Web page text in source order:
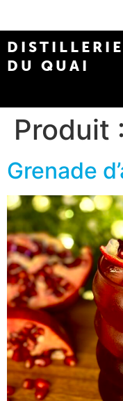
DISTILLERIE
DU QUAI
Produit :
Grenade